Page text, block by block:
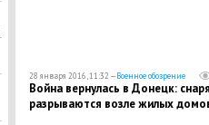
28 января 2016, 11:32 —Военное обозрение
Война вернулась в Донецк:
разрываются возле жилых